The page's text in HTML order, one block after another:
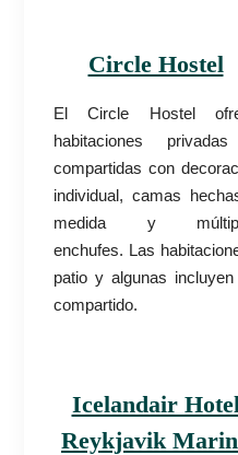
Circle Hostel
El Circle Hostel
habitaciones
compartidas con
individual, camas
medida y
enchufes. Las
patio y algunas
compartido.
Icelandair Hotel
Reykjavik